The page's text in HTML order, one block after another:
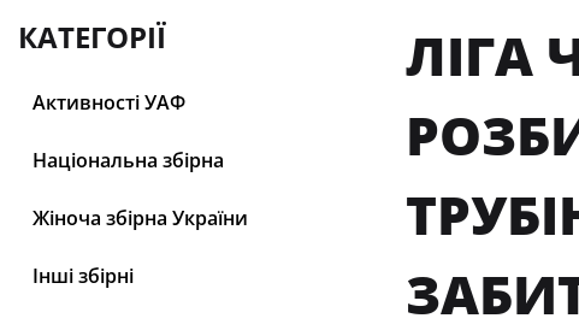
КАТЕГОРІЇ
Активності УАФ
Національна збірна
Жіноча збірна України
Інші збірні
ЛІГА